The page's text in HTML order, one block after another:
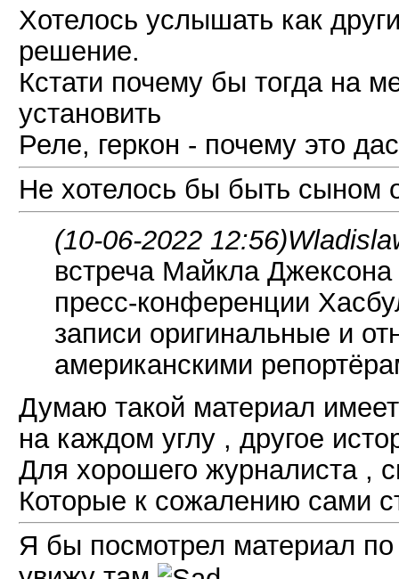
Хотелось услышать как
решение.
Кстати почему бы тогда на
установить
Реле, геркон - почему это
Не хотелось бы быть сыном
(10-06-2022 12:56)
встреча Майкла Джексона
пресс-конференции
записи оригинальные и
американскими
Думаю такой материал
на каждом углу , другое
Для хорошего журналиста ,
Которые к сожалению сами
Я бы посмотрел материал